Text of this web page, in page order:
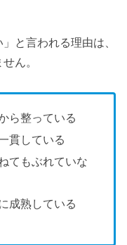
と言われる理由は、
ん。
ら整っている
貫している
てもぶれていな
成熟している